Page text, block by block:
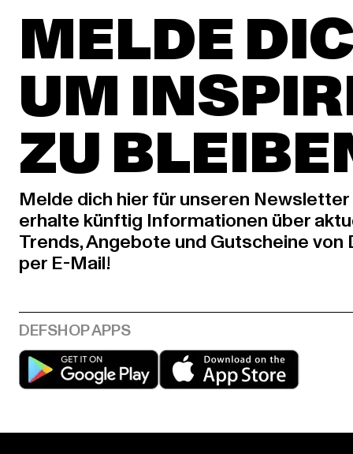
MELDE
UM
ZU
Melde dich hier für unseren Newsletter
erhalte künftig Informationen über
Trends, Angebote und Gutscheine von
per E-Mail!
Play market App store